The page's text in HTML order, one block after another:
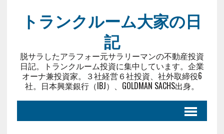
トランクルーム大家の日
記
脱サラしたアラフォー元サラリーマンの不動産投資
日記。トランクルーム投資に集中しています。企業
オーナ兼投資家。３社経営６社投資、社外取締役6
社。日本興業銀行（IBJ）、GOLDMAN SACHS出身。